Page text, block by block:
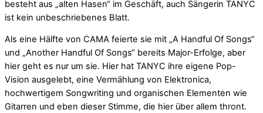
besteht aus „alten Hasen“ im Geschäft, auch Sängerin TANYC
ist kein unbeschriebenes Blatt.
Als eine Hälfte von CAMA feierte sie mit „A Handful Of Songs“
und „Another Handful Of Songs“ bereits Major-Erfolge, aber
hier geht es nur um sie. Hier hat TANYC ihre eigene Pop-
Vision ausgelebt, eine Vermählung von Elektronica,
hochwertigem Songwriting und organischen Elementen wie
Gitarren und eben dieser Stimme, die hier über allem thront.